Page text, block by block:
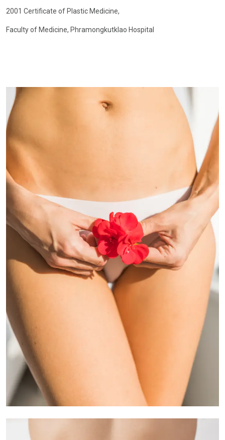
2001 Certificate of Plastic Medicine,
Faculty of Medicine, Phramongkutklao Hospital